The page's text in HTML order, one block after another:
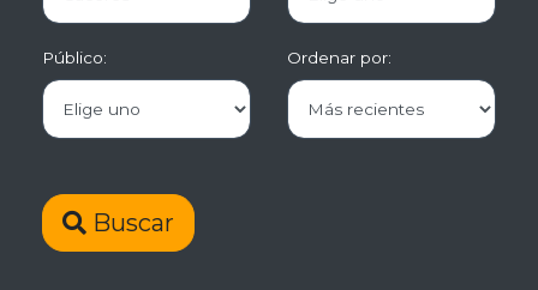
Público: Ordenar por:
Buscar